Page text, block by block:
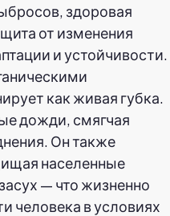
здоровая
от изменения
и устойчивости.
как живая губка.
дожди, смягчая
Он также
населенные
— что жизненно
человека в условиях